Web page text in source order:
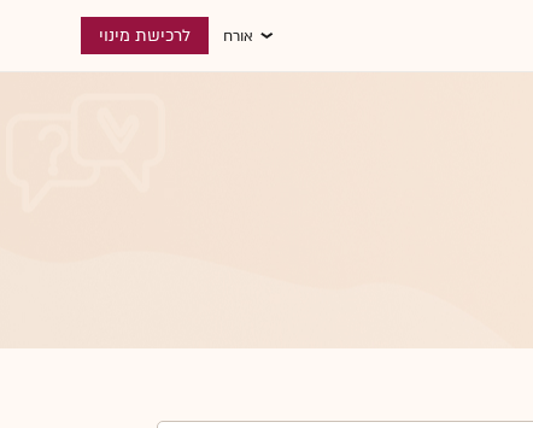
אורח לרכישת מינוי